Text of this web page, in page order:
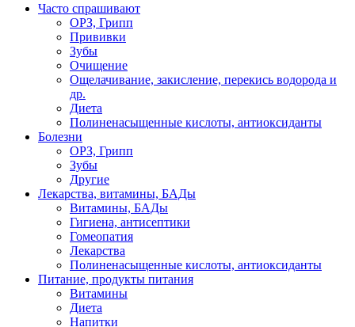
Часто спрашивают
ОРЗ, Грипп
Прививки
Зубы
Очищение
Ощелачивание, закисление, перекись водорода и
др.
Диета
Полиненасыщенные кислоты, антиоксиданты
Болезни
ОРЗ, Грипп
Зубы
Другие
Лекарства, витамины, БАДы
Витамины, БАДы
Гигиена, антисептики
Гомеопатия
Лекарства
Полиненасыщенные кислоты, антиоксиданты
Питание, продукты питания
Витамины
Диета
Напитки